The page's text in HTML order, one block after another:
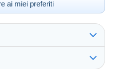
ai miei preferiti